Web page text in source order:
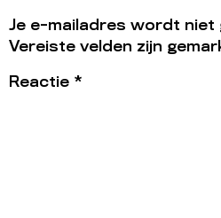
Je e-mailadres wordt niet
Vereiste velden zijn
Reactie *